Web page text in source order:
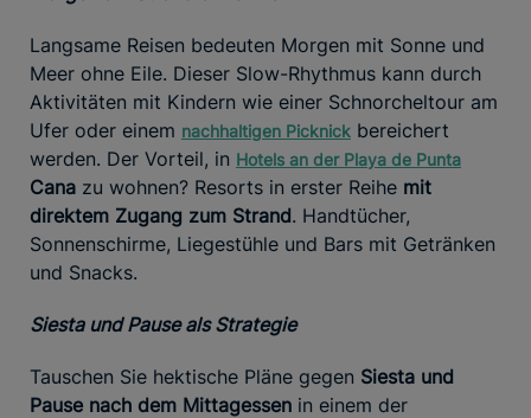
Langsame Reisen bedeuten Morgen mit Sonne und
Meer ohne Eile. Dieser Slow-Rhythmus kann durch
Aktivitäten mit Kindern wie einer Schnorcheltour am
Ufer oder einem nachhaltigen Picknick bereichert
werden. Der Vorteil, in Hotels an der Playa de Punta
Cana zu wohnen? Resorts in erster Reihe mit
direktem Zugang zum Strand. Handtücher,
Sonnenschirme, Liegestühle und Bars mit Getränken
und Snacks.
Siesta und Pause als Strategie
Tauschen Sie hektische Pläne gegen Siesta und
Pause nach dem Mittagessen in einem der